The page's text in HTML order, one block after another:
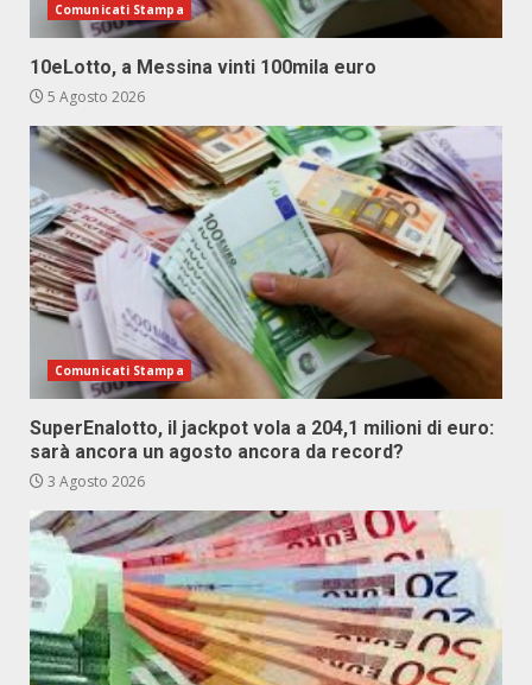
Comunicati Stampa
10eLotto, a Messina vinti 100mila euro
5 Agosto 2026
Comunicati Stampa
SuperEnalotto, il jackpot vola a 204,1 milioni di euro:
sarà ancora un agosto ancora da record?
3 Agosto 2026